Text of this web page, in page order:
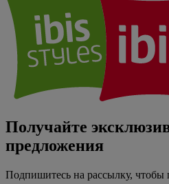
Получайте
предложения
Подпишитесь на рассылку, чтобы